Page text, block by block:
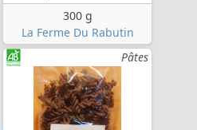
300 g
La Ferme Du Rabutin
Pâtes